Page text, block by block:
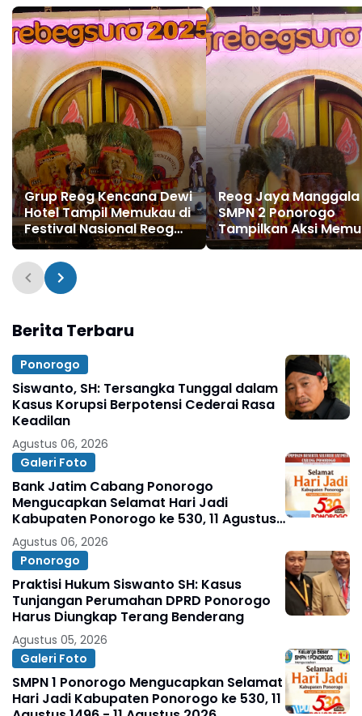
Grup Reog Kencana Dewi
Hotel Tampil Memukau di
Festival Nasional Reog
Ponorogo XXX Grebeg
Suro 2025
Reog Jaya Manggala
SMPN 2 Ponorogo
Tampilkan Aksi
di Festival Reog
Berita Terbaru
Ponorogo
Siswanto, SH: Tersangka Tunggal dalam
Kasus Korupsi Berpotensi Cederai Rasa
Keadilan
Agustus 06, 2026
Galeri Foto
Bank Jatim Cabang Ponorogo
Mengucapkan Selamat Hari Jadi
Kabupaten Ponorogo ke 530, 11 Agustus
1496 - 11 Agustus 2026
Agustus 06, 2026
Ponorogo
Praktisi Hukum Siswanto SH: Kasus
Tunjangan Perumahan DPRD Ponorogo
Harus Diungkap Terang Benderang
Agustus 05, 2026
Galeri Foto
SMPN 1 Ponorogo Mengucapkan Selamat
Hari Jadi Kabupaten Ponorogo ke 530, 11